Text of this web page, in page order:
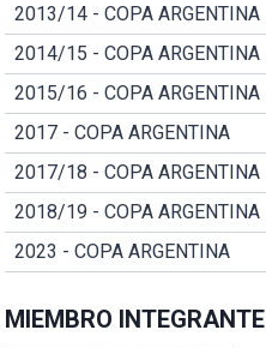
2013/14 - COPA ARGENTINA
2014/15 - COPA ARGENTINA
2015/16 - COPA ARGENTINA
2017 - COPA ARGENTINA
2017/18 - COPA ARGENTINA
2018/19 - COPA ARGENTINA
2023 - COPA ARGENTINA
MIEMBRO INTEGRANTE